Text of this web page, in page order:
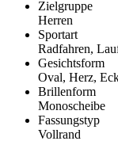
Zielgruppe
Herren
Sportart
Radfahren,
Gesichtsform
Oval, Herz,
Brillenform
Monoscheibe
Fassungstyp
Vollrand